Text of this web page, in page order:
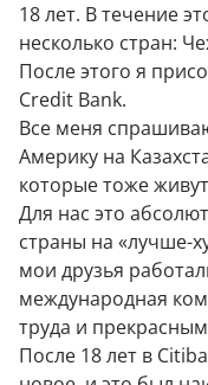
18 лет. В течение
несколько стран:
После этого я
Credit Bank.
Все меня
Америку на
которые тоже
Для нас это
страны на «лучше-
мои друзья
международная
труда и
После 18 лет в